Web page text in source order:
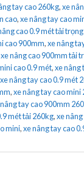
tay cao 260kg,xe
cao,xe nâng tay cao
cao 0.9 mét tải
cao 900mm,xe nâng
xe nâng cao 900mm tải
cao 0.9 mét,xe nâng
xe nâng tay cao 0.9 mét
,xe nâng tay cao mini
tay cao 900mm
mét tải 260kg,xe
mini,xe nâng tay cao